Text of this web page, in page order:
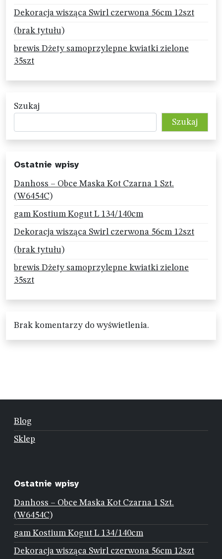
Dekoracja wisząca Swirl czerwona 56cm 12szt
(brak tytułu)
brewis Dżety samoprzylepne kwiatki zielone
35szt
Szukaj
Szukaj
Ostatnie wpisy
Danhoss – Obce Maska Kot Czarna 1 Szt.
(W6454C)
gam Kostium Kogut L 134/140cm
Dekoracja wisząca Swirl czerwona 56cm 12szt
(brak tytułu)
brewis Dżety samoprzylepne kwiatki zielone
35szt
Brak komentarzy do wyświetlenia.
Blog
Sklep
Ostatnie wpisy
Danhoss – Obce Maska Kot Czarna 1 Szt.
(W6454C)
gam Kostium Kogut L 134/140cm
Dekoracja wisząca Swirl czerwona 56cm 12szt